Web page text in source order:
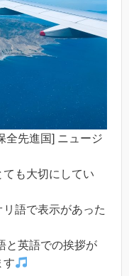
全先進国] ニュージ
も大切にしてい
語で表示があった
と英語での挨拶が
す